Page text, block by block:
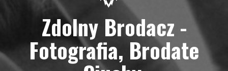
Zdolny Brodacz -
Fotografia, Brodate